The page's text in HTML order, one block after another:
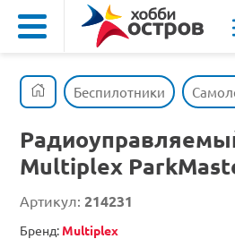
Беспилотники
Multiplex
Артикул: 214231
Бренд: Multiplex